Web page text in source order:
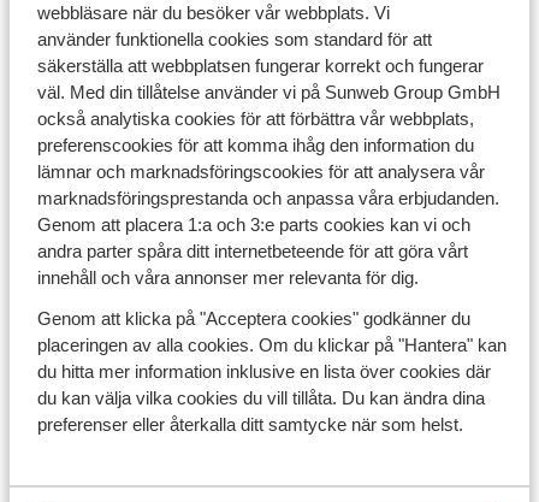
webbläsare när du besöker vår webbplats. Vi
använder funktionella cookies som standard för att
säkerställa att webbplatsen fungerar korrekt och fungerar
väl. Med din tillåtelse använder vi på Sunweb Group GmbH
också analytiska cookies för att förbättra vår webbplats,
preferenscookies för att komma ihåg den information du
lämnar och marknadsföringscookies för att analysera vår
marknadsföringsprestanda och anpassa våra erbjudanden.
Genom att placera 1:a och 3:e parts cookies kan vi och
andra parter spåra ditt internetbeteende för att göra vårt
innehåll och våra annonser mer relevanta för dig.
Genom att klicka på "Acceptera cookies" godkänner du
placeringen av alla cookies. Om du klickar på "Hantera" kan
du hitta mer information inklusive en lista över cookies där
du kan välja vilka cookies du vill tillåta. Du kan ändra dina
preferenser eller återkalla ditt samtycke när som helst.
Skidsemester med boende och måltider
På en skidsemesterutan inkluderade måltiderär det
ofta möjligt att välja till frukost, så att du kan börja
dagen med en god måltid. Resten av dagens måltider
är ditt eget ansvar. En skidsemester med frukost är
därför särskilt lämplig om du vill äta lunch i backen och
besöka några lokala restauranger på kvällen.
Om du väljer en skidsemester med halvpension kan du
förvänta dig att frukost och middag ingår i maten. Det
betyder att du inte behöver planera de flesta av dagens
måltider. Du har också möjlighet att äta lunch på någon